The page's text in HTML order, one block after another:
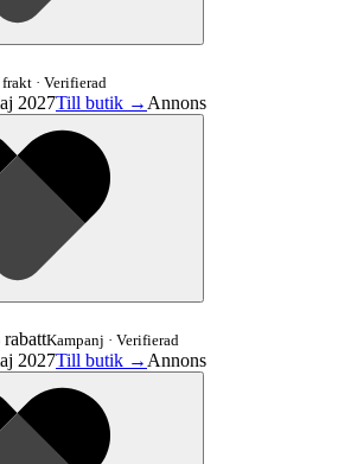
· Verifierad
2027Till butik → Annons
Kampanj · Verifierad
2027Till butik → Annons